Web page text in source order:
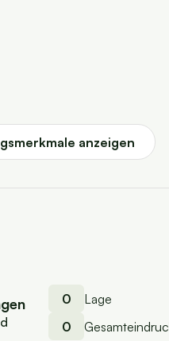
anzeigen
0 Lage
0